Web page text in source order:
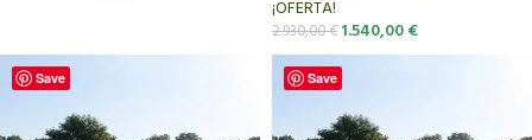
¡OFERTA!
2.930,00€ 1.540,00€
Save Save